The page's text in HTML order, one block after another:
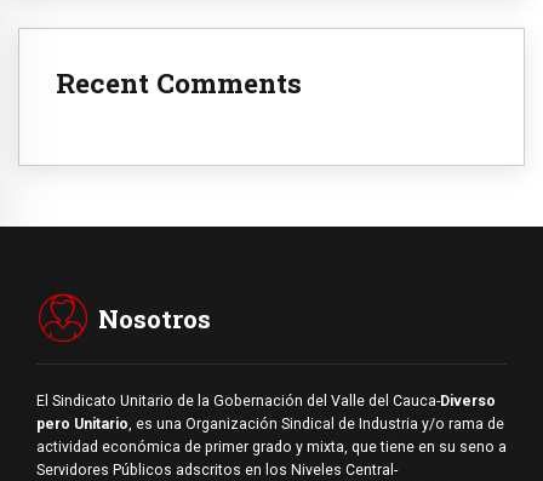
Recent Comments
Nosotros
El Sindicato Unitario de la Gobernación del Valle del Cauca-Diverso
pero Unitario, es una Organización Sindical de Industria y/o rama de
actividad económica de primer grado y mixta, que tiene en su seno a
Servidores Públicos adscritos en los Niveles Central-